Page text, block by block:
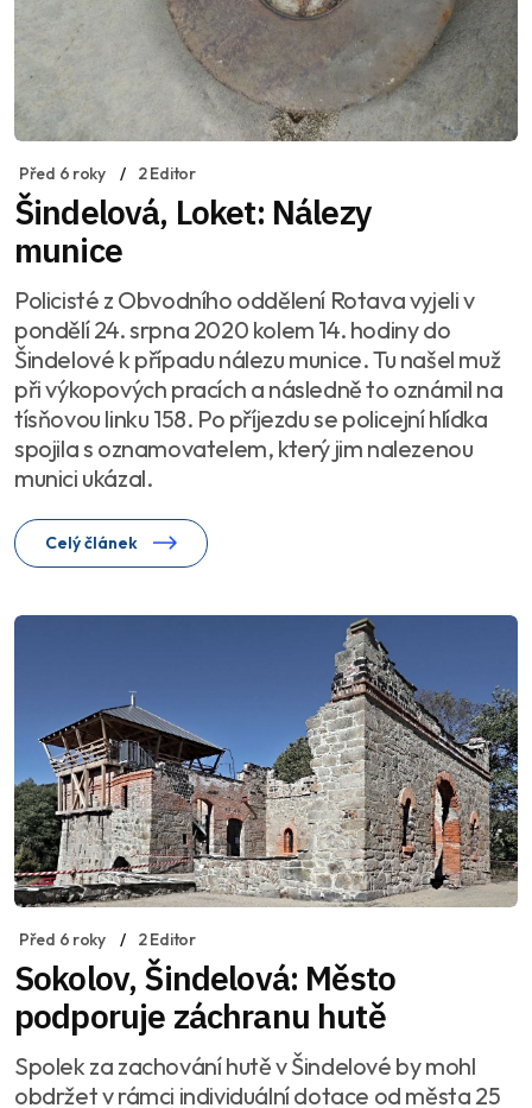
Před 6 roky 2 Editor
Šindelová, Loket: Nálezy
munice
Policisté z Obvodního oddělení Rotava vyjeli v
pondělí 24. srpna 2020 kolem 14. hodiny do
Šindelové k případu nálezu munice. Tu našel muž
při výkopových pracích a následně to oznámil na
tísňovou linku 158. Po příjezdu se policejní hlídka
spojila s oznamovatelem, který jim nalezenou
munici ukázal.
Celý článek
Před 6 roky 2 Editor
Sokolov, Šindelová: Město
podporuje záchranu hutě
Spolek za zachování hutě v Šindelové by mohl
obdržet v rámci individuální dotace od města 25